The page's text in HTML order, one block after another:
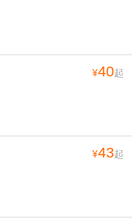
¥40起
¥43起